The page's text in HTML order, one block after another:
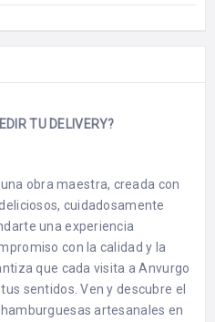
TU DELIVERY?
obra maestra, creada con
cuidadosamente
una experiencia
con la calidad y la
que cada visita a Anvurgo
sentidos. Ven y descubre el
artesanales en